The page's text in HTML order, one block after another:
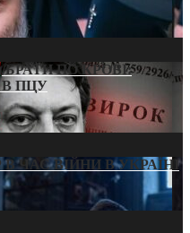
ПО КРОВІ:
ПЦУ
ЧАС ВІЙНИ В УКРАЇНІ